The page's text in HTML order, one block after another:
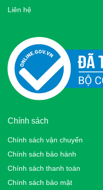
Liên hệ
Chính sách
Chính sách vận chuyển
Chính sách bảo hành
Chính sách thanh toán
Chính sách bảo mật